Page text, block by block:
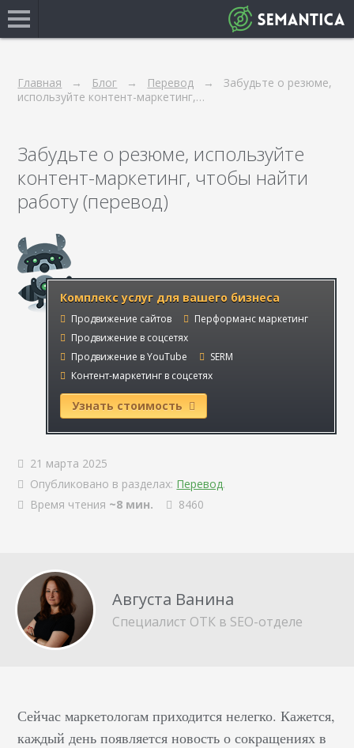
Главная Блог Перевод
Забудьте о резюме,
используйте контент-маркетинг,…
Забудьте о резюме, используйте
контент-маркетинг, чтобы найти
работу (перевод)
Комплекс услуг для вашего бизнеса
Продвижение сайтов
Перформанс маркетинг
Продвижение в соцсетях
Продвижение в YouTube
SERM
Контент-маркетинг в соцсетях
Узнать стоимость
21 марта 2025
Опубликовано в разделах: Перевод.
Время чтения ~8 мин. 8460
Августа Ванина
Специалист ОТК в SEO-отделе
Сейчас маркетологам приходится нелегко. Кажется,
каждый день появляется новость о сокращениях в